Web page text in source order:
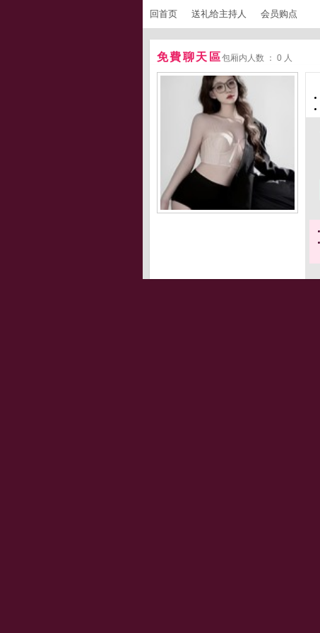
回首页 送礼给主持人 会员购点
免費聊天區包厢内人数 ： 0 人